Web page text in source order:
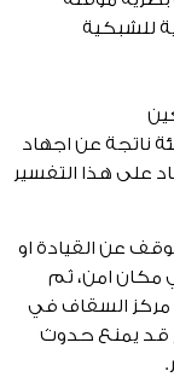
للشبكية
ناتجة عن اجهاد
على هذا التفسير
عن القيادة او
مكان امن، ثم
السقاف في
قد يمنع حدوث